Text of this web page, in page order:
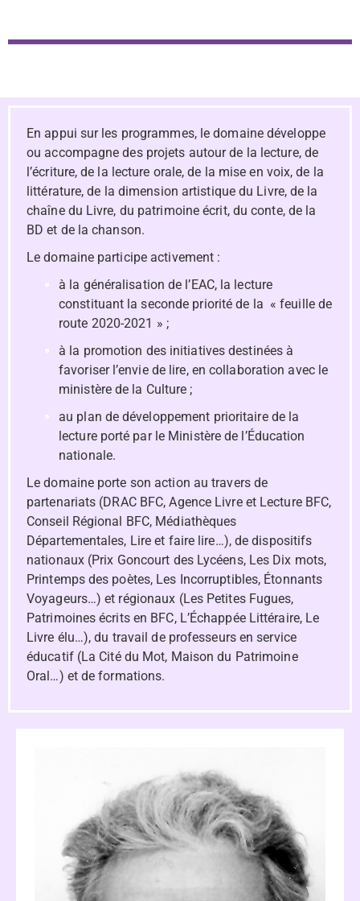
En appui sur les programmes, le domaine développe
ou accompagne des projets autour de la lecture, de
l’écriture, de la lecture orale, de la mise en voix, de la
littérature, de la dimension artistique du Livre, de la
chaîne du Livre, du patrimoine écrit, du conte, de la
BD et de la chanson.
Le domaine participe activement :
à la généralisation de l’EAC, la lecture
constituant la seconde priorité de la « feuille de
route 2020-2021 » ;
à la promotion des initiatives destinées à
favoriser l’envie de lire, en collaboration avec le
ministère de la Culture ;
au plan de développement prioritaire de la
lecture porté par le Ministère de l’Éducation
nationale.
Le domaine porte son action au travers de
partenariats (DRAC BFC, Agence Livre et Lecture BFC,
Conseil Régional BFC, Médiathèques
Départementales, Lire et faire lire…), de dispositifs
nationaux (Prix Goncourt des Lycéens, Les Dix mots,
Printemps des poètes, Les Incorruptibles, Étonnants
Voyageurs…) et régionaux (Les Petites Fugues,
Patrimoines écrits en BFC, L’Échappée Littéraire, Le
Livre élu…), du travail de professeurs en service
éducatif (La Cité du Mot, Maison du Patrimoine
Oral…) et de formations.